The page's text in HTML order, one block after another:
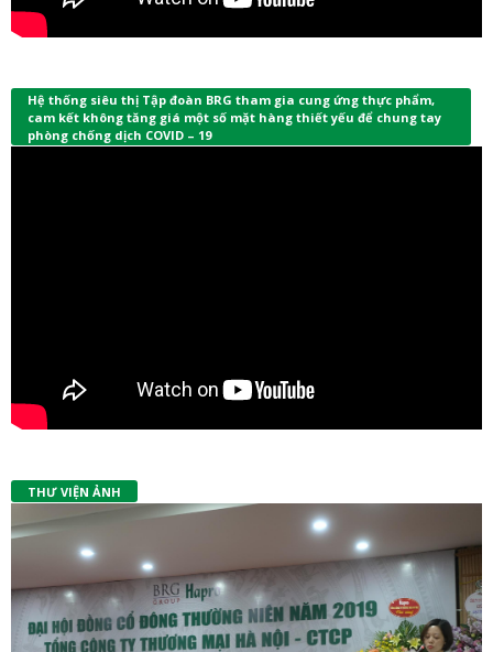
Hệ thống siêu thị Tập đoàn BRG tham gia cung ứng thực phẩm,
cam kết không tăng giá một số mặt hàng thiết yếu để chung tay
phòng chống dịch COVID – 19
THƯ VIỆN ẢNH